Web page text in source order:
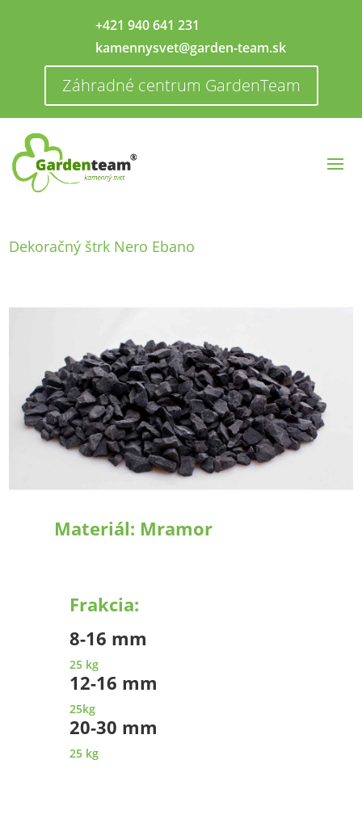
+421 940 641 231
kamennysvet@garden-team.sk
Záhradné centrum GardenTeam
Dekoračný štrk Nero Ebano
Materiál: Mramor
Frakcia:
8-16 mm
25 kg
12-16 mm
25kg
20-30 mm
25 kg